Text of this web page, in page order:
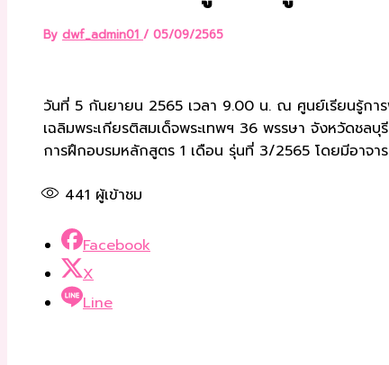
By dwf_admin01 / 05/09/2565
วันที่ 5 กันยายน 2565 เวลา 9.00 น. ณ ศูนย์เรียนรู้กา
เฉลิมพระเกียรติสมเด็จพระเทพฯ 36 พรรษา จังหวัดชล
การฝึกอบรมหลักสูตร 1 เดือน รุ่นที่ 3/2565 โดยมีอาจา
441 ผู้เข้าชม
Facebook
X
Line